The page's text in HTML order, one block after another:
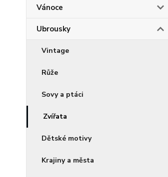
Vánoce
Ubrousky
Vintage
Růže
Sovy a ptáci
Zvířata
Dětské motivy
Krajiny a města